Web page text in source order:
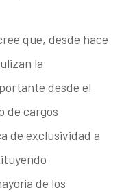
que, desde hace
la
desde el
de cargos
de exclusividad a
de los